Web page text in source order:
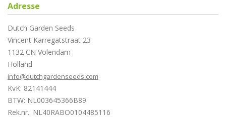
Adresse
Dutch Garden Seeds
Vincent Karregatstraat 23
1132 CN Volendam
Holland
info@dutchgardenseeds.com
KvK: 82141444
BTW: NL003645366B89
Rek.nr.: NL40RABO0104485116